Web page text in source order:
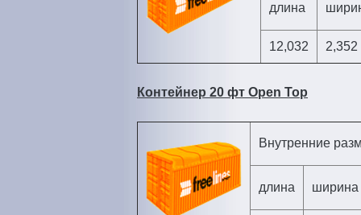
длина
12,032 2,352
Контейнер 20 фт Open Top
Внутренние
длина ширина